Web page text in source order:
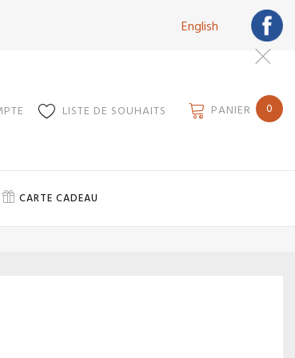
English
LISTE DE SOUHAITS PANIER 0
CARTE CADEAU